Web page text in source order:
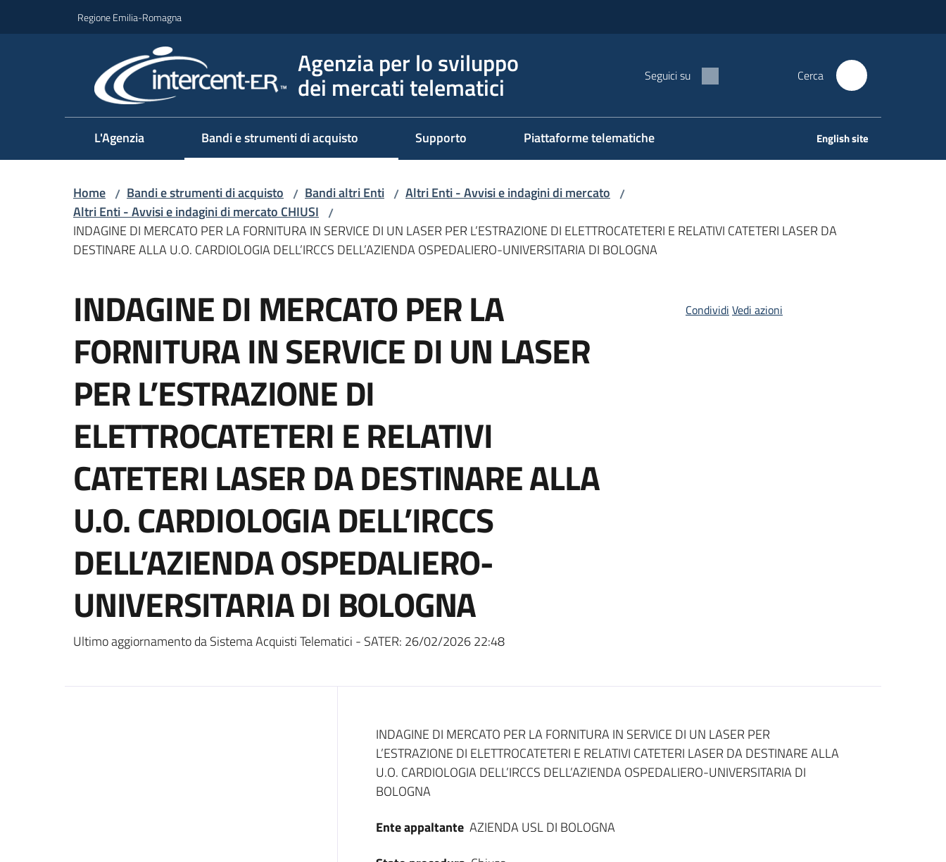
Regione Emilia-Romagna
Agenzia per lo sviluppo
dei mercati telematici Seguici su Cerca
L'Agenzia Bandi e strumenti di acquisto Supporto Piattaforme telematiche English site
Home / Bandi e strumenti di acquisto / Bandi altri Enti / Altri Enti - Avvisi e indagini di mercato /
Altri Enti - Avvisi e indagini di mercato CHIUSI /
INDAGINE DI MERCATO PER LA FORNITURA IN SERVICE DI UN LASER PER L’ESTRAZIONE DI ELETTROCATETERI E RELATIVI CATETERI LASER DA
DESTINARE ALLA U.O. CARDIOLOGIA DELL’IRCCS DELL’AZIENDA OSPEDALIERO-UNIVERSITARIA DI BOLOGNA
INDAGINE DI MERCATO PER LA
FORNITURA IN SERVICE DI UN LASER
PER L’ESTRAZIONE DI
ELETTROCATETERI E RELATIVI
CATETERI LASER DA DESTINARE ALLA
U.O. CARDIOLOGIA DELL’IRCCS
DELL’AZIENDA OSPEDALIERO-
UNIVERSITARIA DI BOLOGNA
Ultimo aggiornamento da Sistema Acquisti Telematici - SATER: 26/02/2026 22:48
Condividi Vedi azioni
Dati del bando
INDAGINE DI MERCATO PER LA FORNITURA IN SERVICE DI UN LASER PER
L’ESTRAZIONE DI ELETTROCATETERI E RELATIVI CATETERI LASER DA DESTINARE ALLA
U.O. CARDIOLOGIA DELL’IRCCS DELL’AZIENDA OSPEDALIERO-UNIVERSITARIA DI
BOLOGNA
Ente appaltante AZIENDA USL DI BOLOGNA